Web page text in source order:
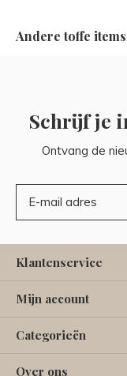
Andere toffe items
Schrijf je
Ontvang de
Klantenservice
Mijn account
Categorieën
Over ons